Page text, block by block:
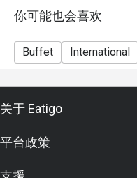
beverages.
4. 50% deposit is
5. Price quoted are
taxes.
promotions and
你可能也会喜欢
Buffet International
关于 Eatigo
平台政策